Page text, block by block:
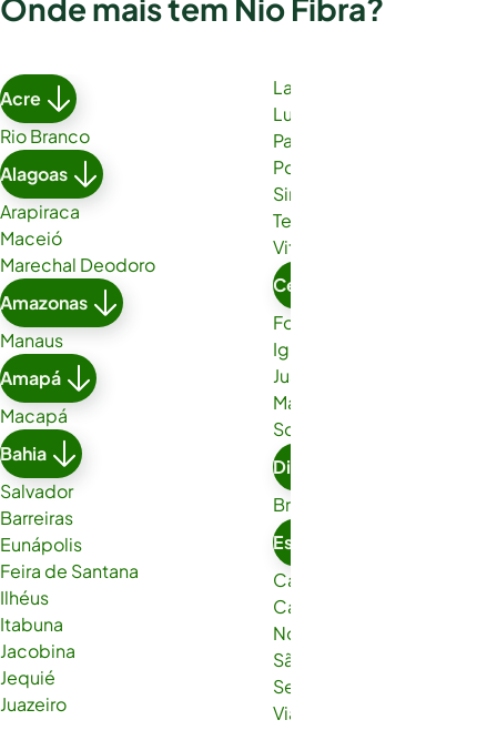
Onde mais tem Nio Fibra?
Acre
Rio Branco
Alagoas
Arapiraca
Maceió
Marechal Deodoro
Amazonas
Manaus
Amapá
Macapá
Bahia
Salvador
Barreiras
Eunápolis
Feira de Santana
Ilhéus
Itabuna
Jacobina
Jequié
Juazeiro
Lauro de Freitas
Luís Eduardo Magalhães
Paulo Afonso
Porto Seguro
Simões Filho
Teixeira de Freitas
Vitória da Conquista
Ceará
Fortaleza
Iguatu
Juazeiro do Norte
Maracanaú
Sobral
Distrito Federal
Brasília
Espírito Santo
Cachoeiro de Itapemirim
Cariacica
Nova Venécia
São Gabriel da Palha
Serra
Viana